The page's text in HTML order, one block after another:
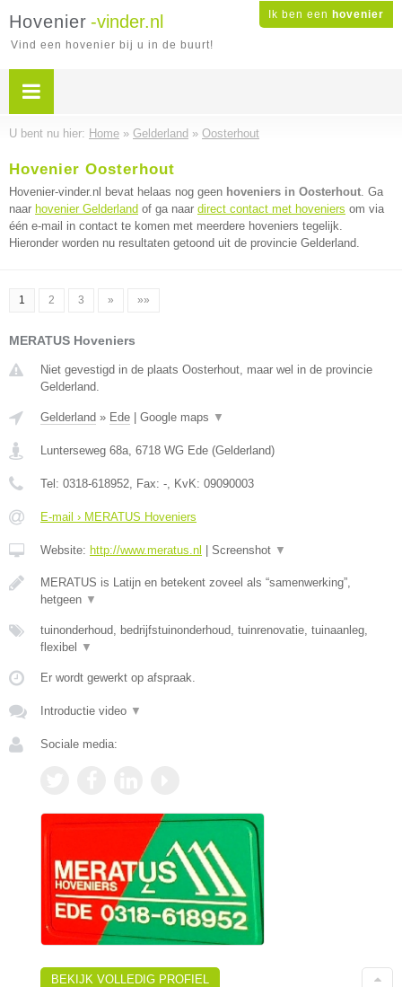
Ik ben een hovenier
Hovenier -vinder.nl
Vind een hovenier bij u in de buurt!
U bent nu hier: Home » Gelderland » Oosterhout
Hovenier Oosterhout
Hovenier-vinder.nl bevat helaas nog geen hoveniers in Oosterhout. Ga
naar hovenier Gelderland of ga naar direct contact met hoveniers om via
één e-mail in contact te komen met meerdere hoveniers tegelijk.
Hieronder worden nu resultaten getoond uit de provincie Gelderland.
1 2 3 » »»
MERATUS Hoveniers
Niet gevestigd in de plaats Oosterhout, maar wel in de provincie
Gelderland.
Gelderland » Ede Google maps ▼
Lunterseweg 68a, 6718 WG Ede (Gelderland)
Tel: 0318-618952, Fax: -, KvK: 09090003
E-mail › MERATUS Hoveniers
Website: http://www.meratus.nl Screenshot ▼
MERATUS is Latijn en betekent zoveel als “samenwerking”,
hetgeen ▼
tuinonderhoud, bedrijfstuinonderhoud, tuinrenovatie, tuinaanleg,
flexibel
▼
Er wordt gewerkt op afspraak.
Introductie video ▼
Sociale media:
BEKIJK VOLLEDIG PROFIEL